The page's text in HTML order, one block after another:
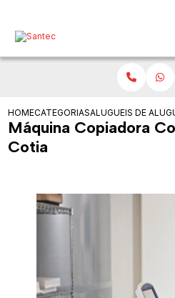
HOMECATEGORIASALUGUEIS DE
Máquina Copiadora
Cotia